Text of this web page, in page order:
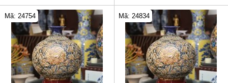
Mã: 24754 Mã: 24834